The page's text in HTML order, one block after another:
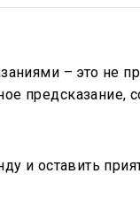
– это не
предсказание,
и оставить